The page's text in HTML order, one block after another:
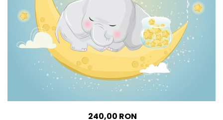
Sticker Harta Lumii
Stickere Cu Model Repetitiv
Stickere Perete Pentru Camera
De Zi
Stickere Pentru Bucatarie
Stickere pentru Usi
Stickere pentru Scari
240,00 RON